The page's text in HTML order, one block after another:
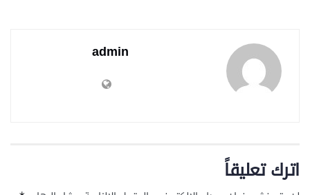
admin
اترك تعليقاً